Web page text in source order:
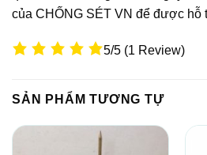
của CHỐNG SÉT VN để được hỗ
5/5 (1 Review)
SẢN PHẨM TƯƠNG TỰ